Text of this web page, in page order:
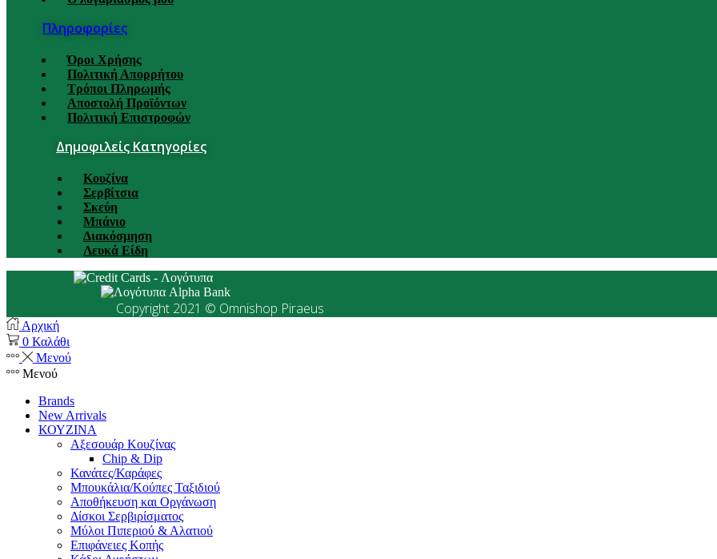
Πληροφορίες
Όροι Χρήσης
Πολιτική Απορρήτου
Τρόποι Πληρωμής
Αποστολή Προϊόντων
Πολιτική Επιστροφών
Δημοφιλείς Κατηγορίες
Κουζίνα
Σερβίτσια
Σκεύη
Μπάνιο
Διακόσμηση
Λευκά Είδη
Copyright 2021 © Omnishop Piraeus
Αρχική
0 Καλάθι
Μενού
Μενού
Brands
New Arrivals
ΚΟΥΖΙΝΑ
Αξεσουάρ Κουζίνας
Chip & Dip
Κανάτες/Καράφες
Μπουκάλια/Κούπες Ταξιδιού
Αποθήκευση και Οργάνωση
Δίσκοι Σερβιρίσματος
Μύλοι Πιπεριού & Αλατιού
Επιφάνειες Κοπής